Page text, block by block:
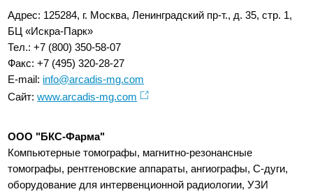
Адрес: 125284, г. Москва, Ленинградский пр-т., д. 35, стр. 1,
БЦ «Искра-Парк»
Тел.: +7 (800) 350-58-07
Факс: +7 (495) 320-28-27
E-mail: info@arcadis-mg.com
Сайт:www.arcadis-mg.com
ООО "БКС-Фарма"
Компьютерные томографы, магнитно-резонансные
томографы, рентгеновские аппараты, ангиографы, С-дуги,
оборудование для интервенционной радиологии, УЗИ